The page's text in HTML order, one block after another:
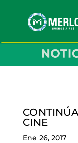
CINE
Ene 26, 2017